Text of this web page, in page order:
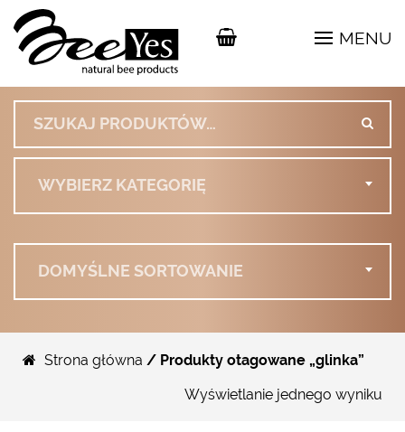
MENU
WYBIERZ KATEGORIĘ
DOMYŚLNE SORTOWANIE
Strona główna / Produkty otagowane „glinka”
Wyświetlanie jednego wyniku